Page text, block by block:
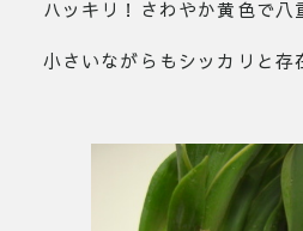
ハッキリ！さわやか黄色で八
小さいながらもシッカリと存